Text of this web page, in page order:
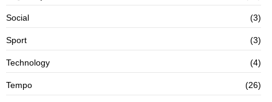
Social (3)
Sport (3)
Technology (4)
Tempo (26)